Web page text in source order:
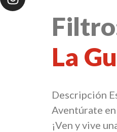
La
Descripción
Aventúrate
¡Ven y vive